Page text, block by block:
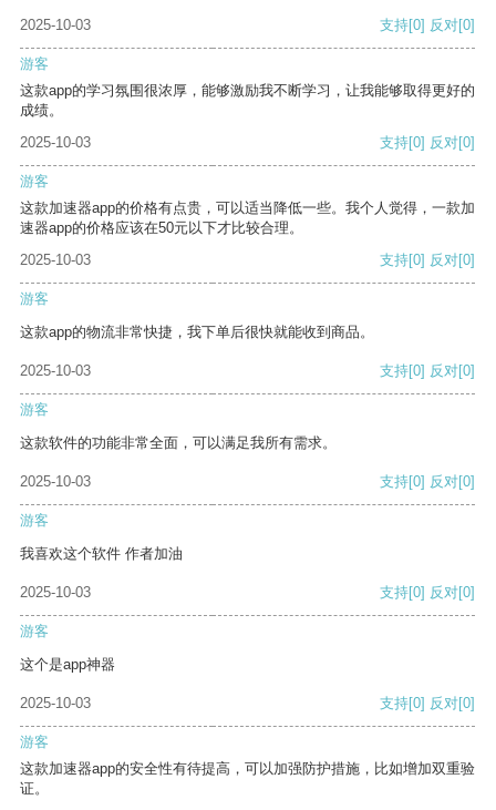
2025-10-03 支持[0] 反对[0]
游客
这款app的学习氛围很浓厚，能够激励我不断学习，让我能够取得更好的
成绩。
2025-10-03
支持[0] 反对[0]
游客
这款加速器app的价格有点贵，可以适当降低一些。我个人觉得，一款加
速器app的价格应该在50元以下才比较合理。
2025-10-03
支持[0] 反对[0]
游客
这款app的物流非常快捷，我下单后很快就能收到商品。
2025-10-03 支持[0] 反对[0]
游客
这款软件的功能非常全面，可以满足我所有需求。
2025-10-03 支持[0] 反对[0]
游客
我喜欢这个软件 作者加油
2025-10-03 支持[0] 反对[0]
游客
这个是app神器
2025-10-03 支持[0] 反对[0]
游客
这款加速器app的安全性有待提高，可以加强防护措施，比如增加双重验
证。